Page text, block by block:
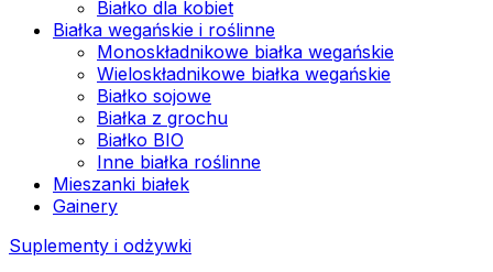
Białko dla kobiet
Białka wegańskie i roślinne
Monoskładnikowe białka wegańskie
Wieloskładnikowe białka wegańskie
Białko sojowe
Białka z grochu
Białko BIO
Inne białka roślinne
Mieszanki białek
Gainery
Suplementy i odżywki